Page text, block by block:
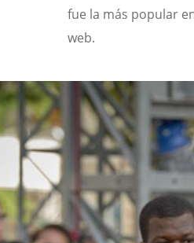
fue la más popular
web.